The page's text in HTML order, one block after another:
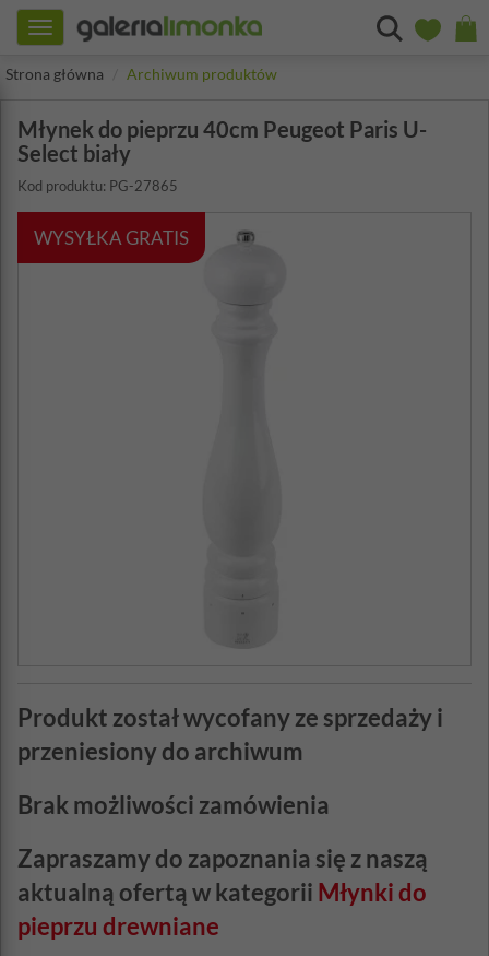
Toggle
navigation
Strona główna
Archiwum produktów
Młynek do pieprzu 40cm Peugeot Paris U-
Select biały
Kod produktu: PG-27865
WYSYŁKA GRATIS
Produkt został wycofany ze sprzedaży i
przeniesiony do archiwum
Brak możliwości zamówienia
Zapraszamy do zapoznania się z naszą
aktualną ofertą w kategorii Młynki do
pieprzu drewniane